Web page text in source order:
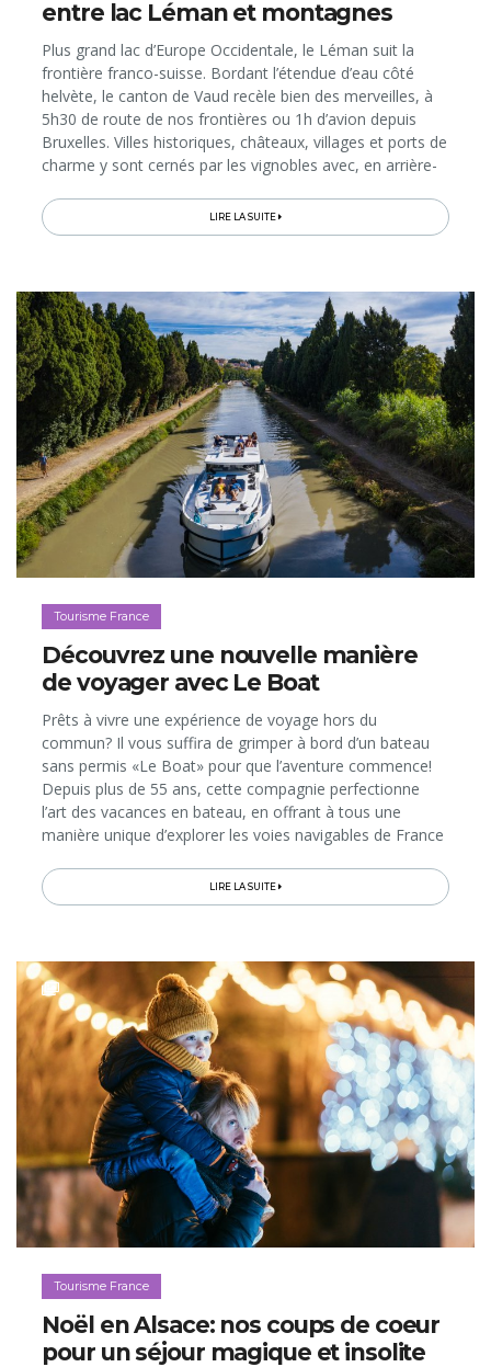
entre lac Léman et montagnes
Plus grand lac d’Europe Occidentale, le Léman suit la
frontière franco-suisse. Bordant l’étendue d’eau côté
helvète, le canton de Vaud recèle bien des merveilles, à
5h30 de route de nos frontières ou 1h d’avion depuis
Bruxelles. Villes historiques, châteaux, villages et ports de
charme y sont cernés par les vignobles avec, en arrière-
LIRE LA SUITE
Tourisme France
Découvrez une nouvelle manière
de voyager avec Le Boat
Prêts à vivre une expérience de voyage hors du
commun? Il vous suffira de grimper à bord d’un bateau
sans permis «Le Boat» pour que l’aventure commence!
Depuis plus de 55 ans, cette compagnie perfectionne
l’art des vacances en bateau, en offrant à tous une
manière unique d’explorer les voies navigables de France
propre rythme...
LIRE LA SUITE
Tourisme France
Noël en Alsace: nos coups de coeur
pour un séjour magique et insolite